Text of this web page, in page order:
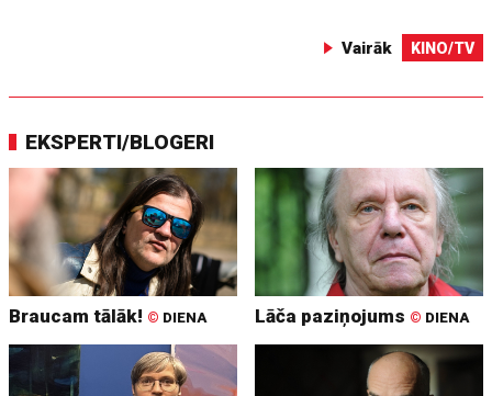
Vairāk KINO/TV
EKSPERTI/BLOGERI
Braucam tālāk! © DIENA Lāča paziņojums © DIENA